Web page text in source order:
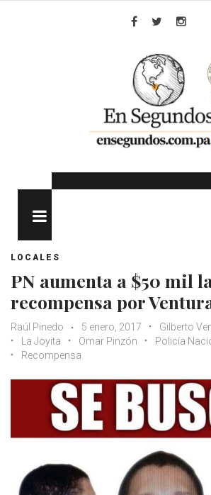
LOCALES
PN aumenta a $50 mil la
recompensa por
Raúl Pinedo 5 enero, 2017
Gilberto
La Joyita
Omar Pinzón
Policía
Recompensa